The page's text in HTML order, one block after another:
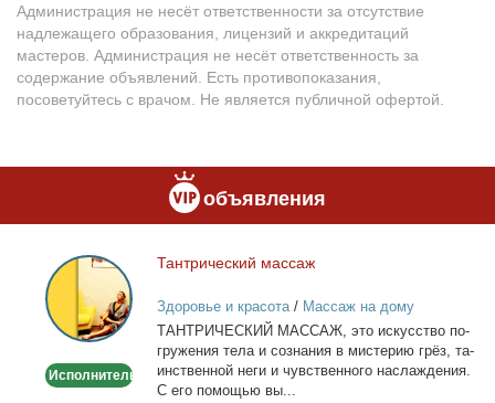
Администрация не несёт ответственности за отсутствие
надлежащего образования, лицензий и аккредитаций
мастеров. Администрация не несёт ответственность за
содержание объявлений. Есть противопоказания,
посоветуйтесь с врачом. Не является публичной офертой.
объявления
Тантрический
массаж
Исполнитель
Тан­три­че­ский мас­саж
Здоровье и красота/ Массаж на дому
ТАНТРИЧЕСКИЙ МАССАЖ, это ис­кус­ство по­
гру­же­ния те­ла и со­зна­ния в ми­сте­рию грёз, та­
ин­ствен­ной неги и чув­ствен­но­го на­сла­жде­ния.
С его по­мо­щью вы...